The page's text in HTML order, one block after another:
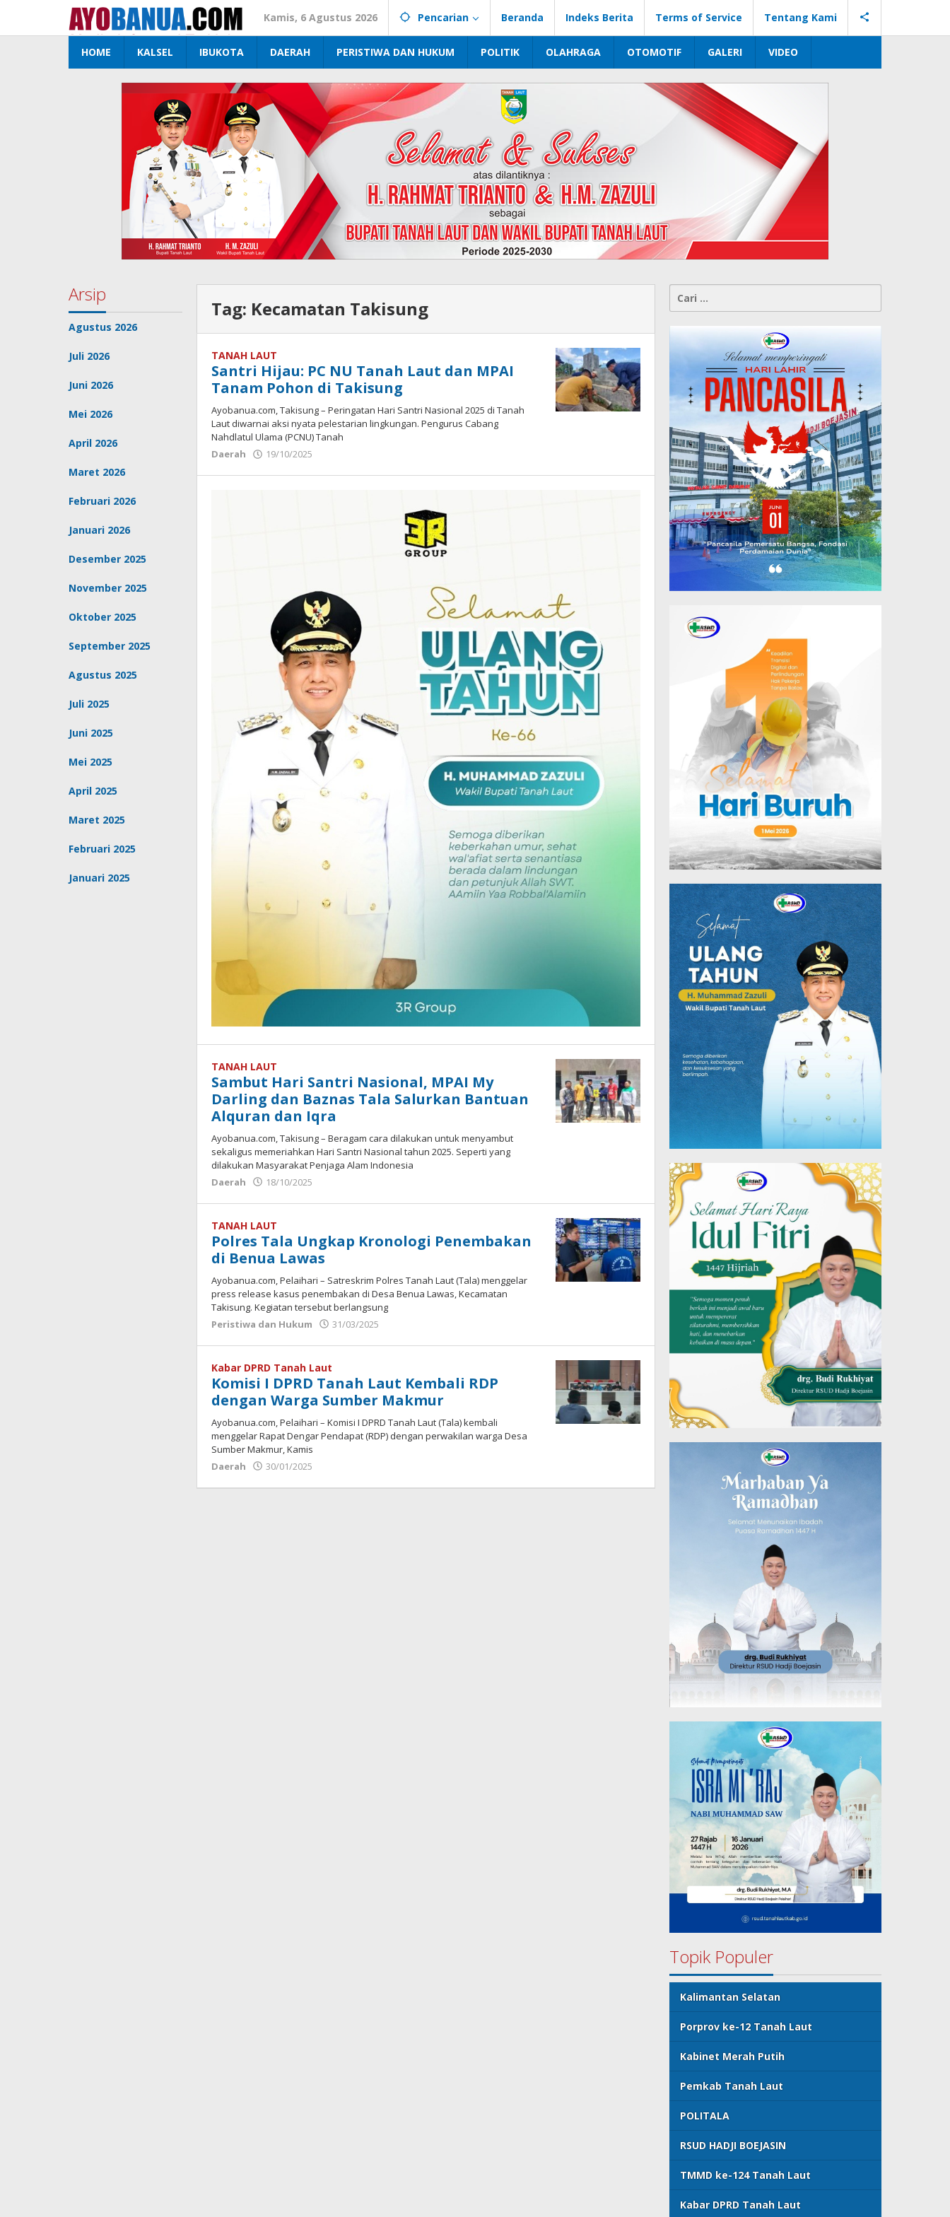
konten
Kamis, 6 Agustus 2026 Pencarian Beranda Indeks Berita Terms of Service Tentang Kami
HOME KALSEL IBUKOTA DAERAH PERISTIWA DAN HUKUM POLITIK OLAHRAGA OTOMOTIF GALERI VIDEO
Arsip
Agustus 2026
Juli 2026
Juni 2026
Mei 2026
April 2026
Maret 2026
Februari 2026
Januari 2026
Desember 2025
November 2025
Oktober 2025
September 2025
Agustus 2025
Juli 2025
Juni 2025
Mei 2025
April 2025
Maret 2025
Februari 2025
Januari 2025
Tag: Kecamatan Takisung
TANAH LAUT
Santri Hijau: PC NU Tanah Laut dan MPAI
Tanam Pohon di Takisung
Ayobanua.com, Takisung – Peringatan Hari Santri Nasional 2025 di Tanah
Laut diwarnai aksi nyata pelestarian lingkungan. Pengurus Cabang
Nahdlatul Ulama (PCNU) Tanah
Daerah
19/10/2025
TANAH LAUT
Sambut Hari Santri Nasional, MPAI My
Darling dan Baznas Tala Salurkan Bantuan
Alquran dan Iqra
Ayobanua.com, Takisung – Beragam cara dilakukan untuk menyambut
sekaligus memeriahkan Hari Santri Nasional tahun 2025. Seperti yang
dilakukan Masyarakat Penjaga Alam Indonesia
Daerah
18/10/2025
TANAH LAUT
Polres Tala Ungkap Kronologi Penembakan
di Benua Lawas
Ayobanua.com, Pelaihari – Satreskrim Polres Tanah Laut (Tala) menggelar
press release kasus penembakan di Desa Benua Lawas, Kecamatan
Takisung. Kegiatan tersebut berlangsung
Peristiwa dan Hukum
31/03/2025
Kabar DPRD Tanah Laut
Komisi I DPRD Tanah Laut Kembali RDP
dengan Warga Sumber Makmur
Ayobanua.com, Pelaihari – Komisi I DPRD Tanah Laut (Tala) kembali
menggelar Rapat Dengar Pendapat (RDP) dengan perwakilan warga Desa
Sumber Makmur, Kamis
Daerah
30/01/2025
Cari
untuk:
Topik Populer
Kalimantan Selatan
Porprov ke-12 Tanah Laut
Kabinet Merah Putih
Pemkab Tanah Laut
POLITALA
RSUD HADJI BOEJASIN
TMMD ke-124 Tanah Laut
Kabar DPRD Tanah Laut